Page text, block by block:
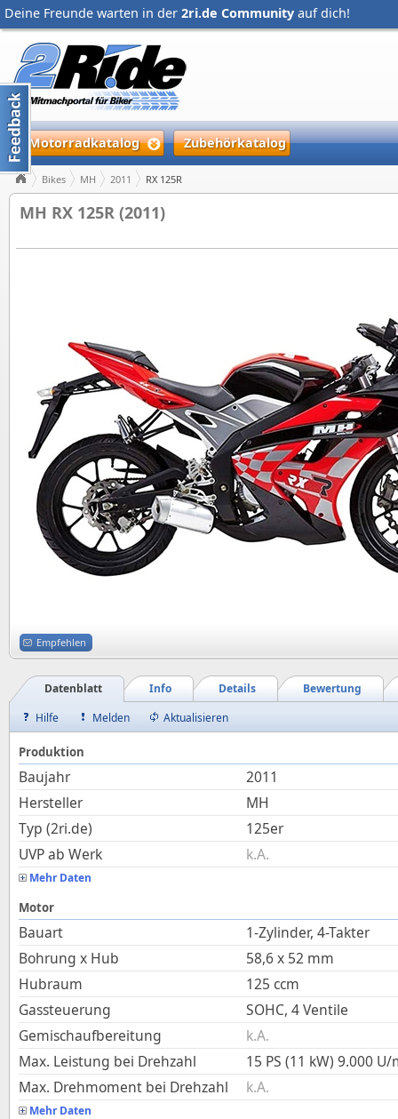
Deine Freunde warten in der 2ri.de Community auf dich!
Motorradkatalog Zubehörkatalog
Bikes MH 2011 RX 125R
MH RX 125R (2011)
Empfehlen
Bewertung
Details
Info
Datenblatt
Hilfe
Melden Aktualisieren
Produktion
Baujahr
2011
Hersteller
MH
Typ (2ri.de)
125er
UVP ab Werk
k.A.
Mehr Daten
Motor
Bauart
1-Zylinder, 4-Takter
Bohrung x Hub
58,6x 52 mm
Hubraum
125 ccm
Gassteuerung
SOHC, 4 Ventile
Gemischaufbereitung
k.A.
Max. Leistung bei Drehzahl
15 PS (11 kW) 9.000 U/
Max. Drehmoment bei Drehzahl
k.A.
Mehr Daten